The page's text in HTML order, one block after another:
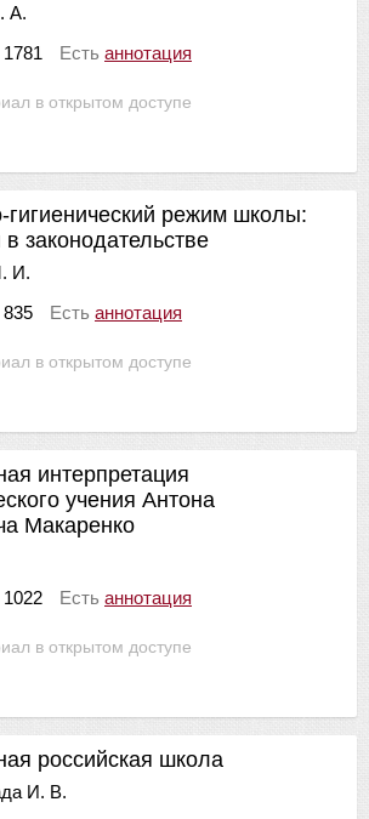
в открытом доступе
А.
1781 Есть аннотация
в открытом доступе
гигиенический режим школы:
законодательстве
И.
835 Есть аннотация
в открытом доступе
интерпретация
учения Антона
Макаренко
1022 Есть аннотация
российская школа
И. В.